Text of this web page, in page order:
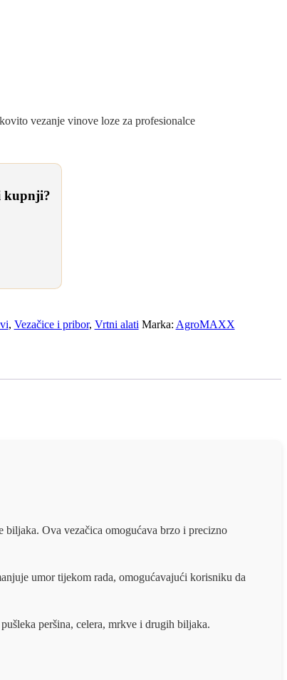
vezanje vinove loze za profesionalce
kupnji?
, Vezačice i pribor, Vrtni alati Marka: AgroMAXX
Ova vezačica omogućava brzo i precizno
umor tijekom rada, omogućavajući korisniku da
peršina, celera, mrkve i drugih biljaka.